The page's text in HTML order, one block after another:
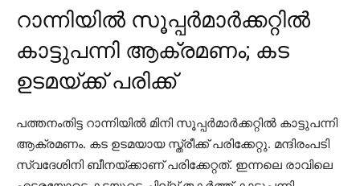
റാന്നിയിൽ സൂപ്പർമാർക്കറ്റിൽ
കാട്ടുപന്നി ആക്രമണം; കട
ഉടമയ്ക്ക് പരിക്ക്
പത്തനംതിട്ട റാന്നിയില്‍ മിനി സൂപ്പര്‍മാര്‍ക്കറ്റില്‍ കാട്ടുപന്നി
ആക്രമണം. കട ഉടമയായ സ്ത്രീക്ക് പരിക്കേറ്റു. മന്ദിരംപടി
സ്വദേശിനി ബീനയ്ക്കാണ് പരിക്കേറ്റത്. ഇന്നലെ രാവിലെ